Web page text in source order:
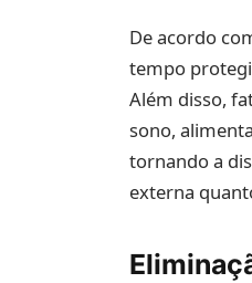
De acordo
tempo
Além disso,
sono,
tornando a
externa